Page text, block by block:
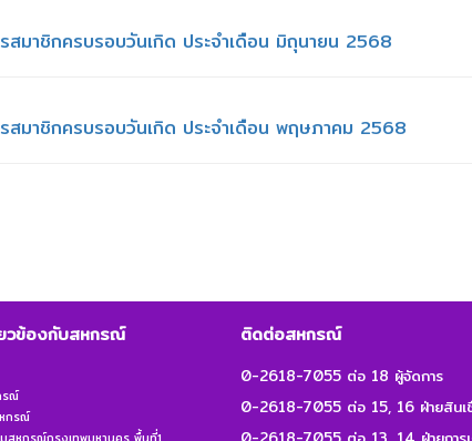
สมาชิกครบรอบวันเกิด ประจำเดือน มิถุนายน 2568
สมาชิกครบรอบวันเกิด ประจำเดือน พฤษภาคม 2568
ยวข้องกับสหกรณ์
รณ์
กรณ์
ติดต่อสหกรณ์
0-2618-7055 ต่อ 18 ผู้จัดการ
0-2618-7055 ต่อ 15, 16 ฝ่ายสินเ